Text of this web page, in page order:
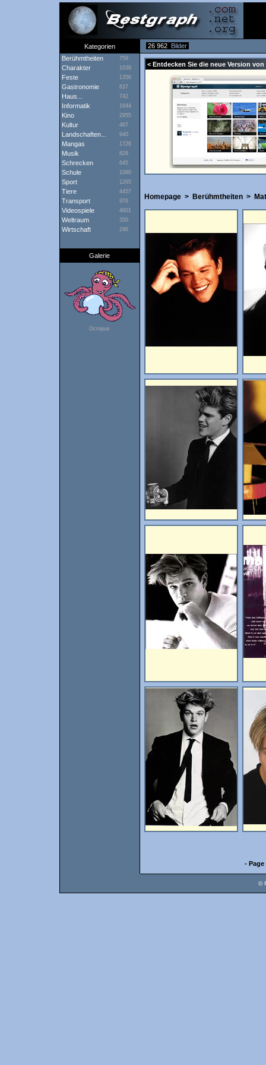
Kategorien 26 962 Bilder
Berühmtheiten
759
Charakter 1038
Feste 1356
Gastronomie 837
Haus... 742
Informatik 1644
Kino 2955
Kultur 467
Landschaften... 940
Mangas 1726
Musik 828
Schrecken 645
Schule 1080
Sport 1265
Tiere 4457
Transport 976
Videospiele 4601
Weltraum 350
Wirtschaft 296
Galerie
Octopus
< Entdecken Sie die neue Version
Homepage> Berühmtheiten>
- Page
©